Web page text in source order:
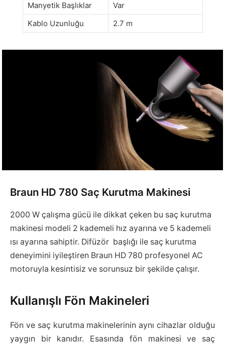
Manyetik Başlıklar
Var
Kablo Uzunluğu
2.7 m
Braun HD 780 Saç Kurutma Makinesi
2000 W çalışma gücü ile dikkat çeken bu saç kurutma
makinesi modeli 2 kademeli hız ayarına ve 5 kademeli
ısı ayarına sahiptir. Difüzör başlığı ile saç kurutma
deneyimini iyileştiren Braun HD 780 profesyonel AC
motoruyla kesintisiz ve sorunsuz bir şekilde çalışır.
Kullanışlı Fön Makineleri
Fön ve saç kurutma makinelerinin aynı cihazlar olduğu
yaygın bir kanıdır. Esasında fön makinesi ve saç